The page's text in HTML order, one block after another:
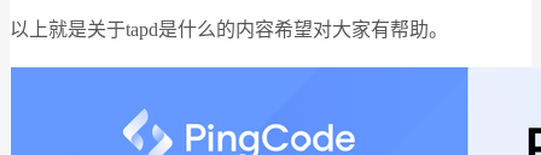
以上就是关于tapd是什么的内容希望对大家有帮助。